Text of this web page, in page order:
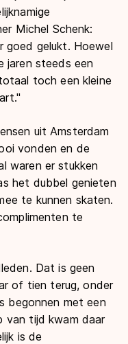
Michel Schenk:
goed gelukt. Hoewel
jaren steeds een
toch een kleine
uit Amsterdam
vonden en de
waren er stukken
het dubbel genieten
te kunnen skaten.
te
Dat is geen
of tien terug, onder
begonnen met een
van tijd kwam daar
is de